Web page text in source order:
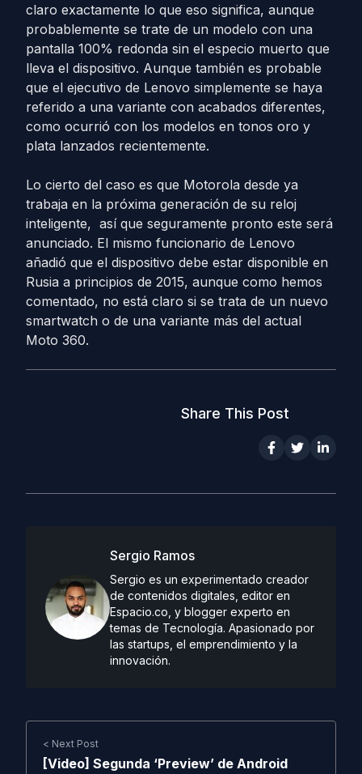
claro exactamente lo que eso significa, aunque
probablemente se trate de un modelo con una
pantalla 100% redonda sin el especio muerto que
lleva el dispositivo. Aunque también es probable
que el ejecutivo de Lenovo simplemente se haya
referido a una variante con acabados diferentes,
como ocurrió con los modelos en tonos oro y
plata lanzados recientemente.
Lo cierto del caso es que Motorola desde ya
trabaja en la próxima generación de su reloj
inteligente, así que seguramente pronto este será
anunciado. El mismo funcionario de Lenovo
añadió que el dispositivo debe estar disponible en
Rusia a principios de 2015, aunque como hemos
comentado, no está claro si se trata de un nuevo
smartwatch o de una variante más del actual
Moto 360.
Share This Post
Sergio Ramos
Sergio es un experimentado creador
de contenidos digitales, editor en
Espacio.co, y blogger experto en
temas de Tecnología. Apasionado por
las startups, el emprendimiento y la
innovación.
< Next Post
[Video] Segunda ‘Preview’ de Android